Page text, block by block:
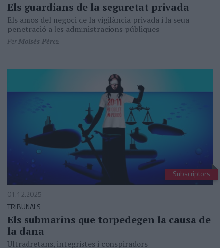
Els guardians de la seguretat privada
Els amos del negoci de la vigilància privada i la seua
penetració a les administracions públiques
PerMoisés Pérez
Subscriptors
01.12.2025
TRIBUNALS
Els submarins que torpedegen la causa de
la dana
Ultradretans, integristes i conspiradors